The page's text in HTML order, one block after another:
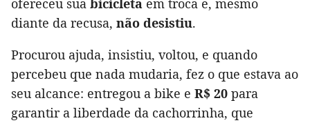
ofereceu sua bicicleta em troca e, mesmo
diante da recusa, não desistiu.
Procurou ajuda, insistiu, voltou, e quando
percebeu que nada mudaria, fez o que estava ao
seu alcance: entregou a bike e R$ 20 para
garantir a liberdade da cachorrinha, que